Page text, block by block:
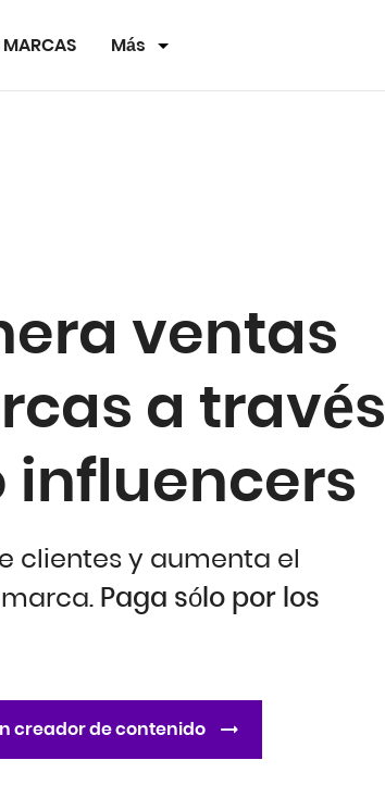
MARCAS Más
ventas
a través
influencers
clientes y aumenta el
Paga sólo por los
creador de contenido